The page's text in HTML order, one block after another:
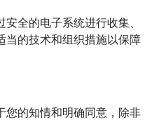
全的电子系统进行收集、
当的技术和组织措施以保障
您的知情和明确同意，除非